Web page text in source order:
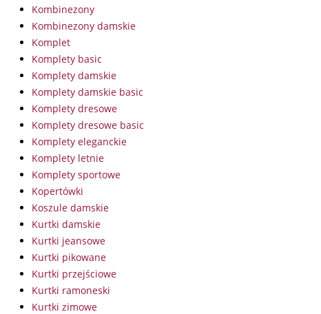
Kombinezony
Kombinezony damskie
Komplet
Komplety basic
Komplety damskie
Komplety damskie basic
Komplety dresowe
Komplety dresowe basic
Komplety eleganckie
Komplety letnie
Komplety sportowe
Kopertówki
Koszule damskie
Kurtki damskie
Kurtki jeansowe
Kurtki pikowane
Kurtki przejściowe
Kurtki ramoneski
Kurtki zimowe